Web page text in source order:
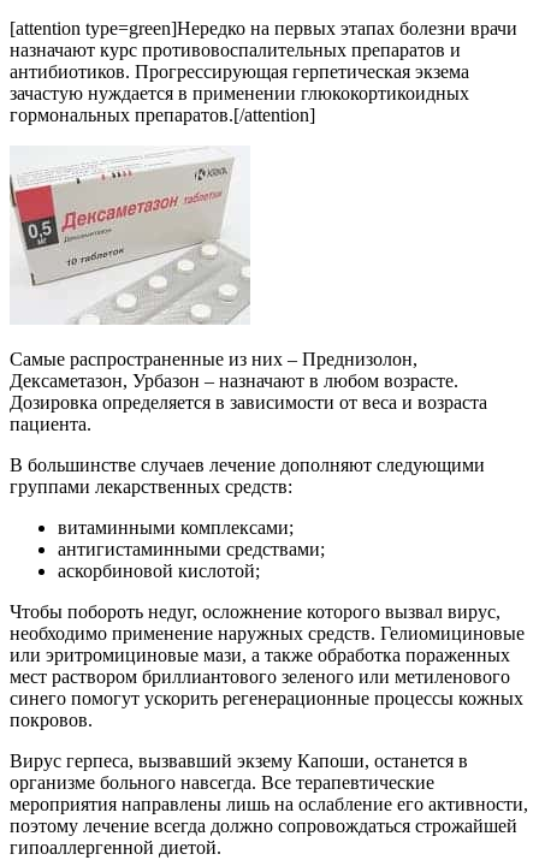
[attention type=green]Нередко на первых этапах болезни врачи
назначают курс противовоспалительных препаратов и
антибиотиков. Прогрессирующая герпетическая экзема
зачастую нуждается в применении глюкокортикоидных
гормональных препаратов.[/attention]
Самые распространенные из них – Преднизолон,
Дексаметазон, Урбазон – назначают в любом возрасте.
Дозировка определяется в зависимости от веса и возраста
пациента.
В большинстве случаев лечение дополняют следующими
группами лекарственных средств:
витаминными комплексами;
антигистаминными средствами;
аскорбиновой кислотой;
Чтобы побороть недуг, осложнение которого вызвал вирус,
необходимо применение наружных средств. Гелиомициновые
или эритромициновые мази, а также обработка пораженных
мест раствором бриллиантового зеленого или метиленового
синего помогут ускорить регенерационные процессы кожных
покровов.
Вирус герпеса, вызвавший экзему Капоши, останется в
организме больного навсегда. Все терапевтические
мероприятия направлены лишь на ослабление его активности,
поэтому лечение всегда должно сопровождаться строжайшей
гипоаллергенной диетой.